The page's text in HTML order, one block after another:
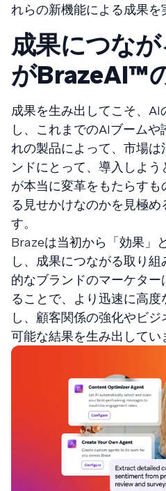
れらの新機能による成果を
成果につな
がBrazeAI™
成果を生み出してこそ、
し、これまでのAIブーム
れの製品によって、市場は
ンドにとって、導入しよ
が本当に変革をもたらす
る見せかけなのかを見極
す。
Brazeは当初から「効果」
し、成果につながる取り
的なブランドのマーケタ
ることで、より迅速に高
し、顧客関係の強化やビ
可能な結果を生み出してい